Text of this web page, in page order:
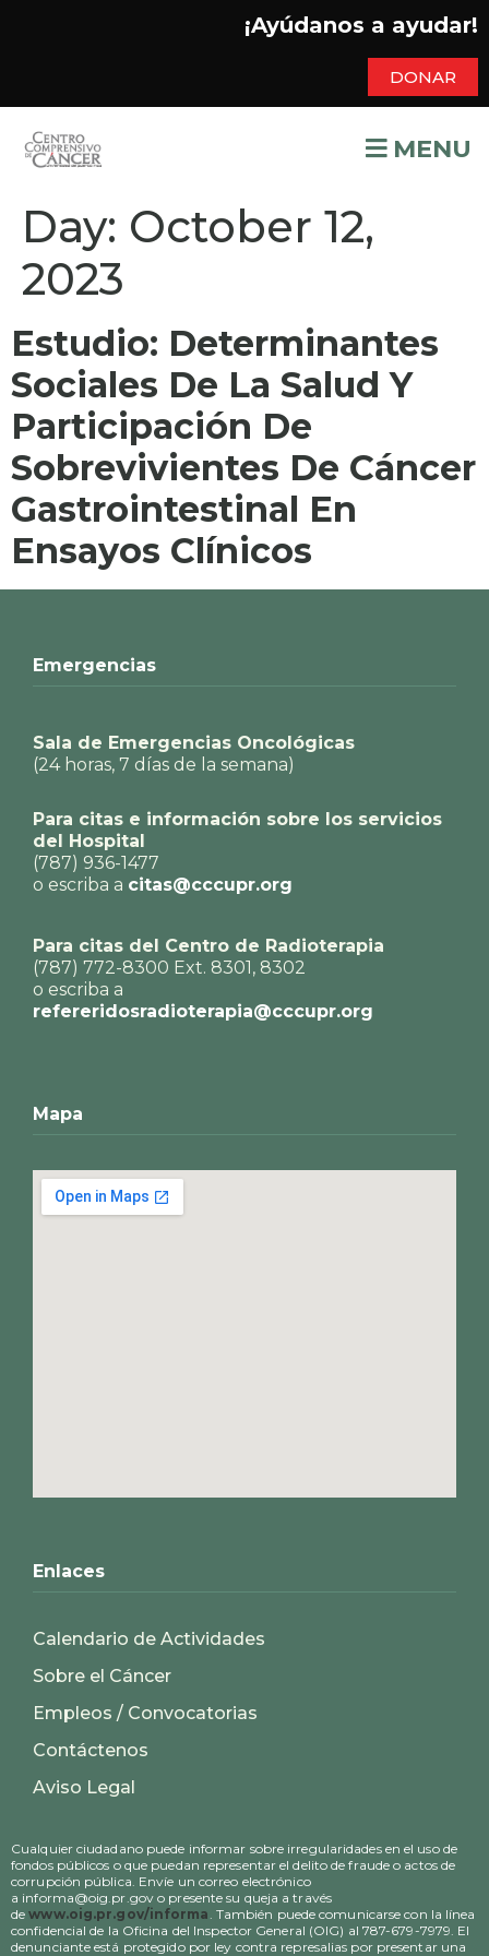
¡Ayúdanos a ayudar!
DONAR
MENU
Day: October 12,
2023
Estudio: Determinantes
Sociales De La Salud Y
Participación De
Sobrevivientes De Cáncer
Gastrointestinal En
Ensayos Clínicos
Emergencias
Sala de Emergencias Oncológicas
(24 horas, 7 días de la semana)
Para citas e información sobre los servicios
del Hospital
(787) 936-1477
o escriba a citas@cccupr.org
Para citas del Centro de Radioterapia
(787) 772-8300 Ext. 8301, 8302
o escriba a
refereridosradioterapia@cccupr.org
Mapa
Enlaces
Calendario de Actividades
Sobre el Cáncer
Empleos / Convocatorias
Contáctenos
Aviso Legal
Cualquier ciudadano puede informar sobre irregularidades en el uso de
fondos públicos o que puedan representar el delito de fraude o actos de
corrupción pública. Envíe un correo electrónico
a informa@oig.pr.gov o presente su queja a través
dewww.oig.pr.gov/informa. También puede comunicarse con la línea
confidencial de la Oficina del Inspector General (OIG) al 787-679-7979. El
denunciante está protegido por ley contra represalias por presentar una